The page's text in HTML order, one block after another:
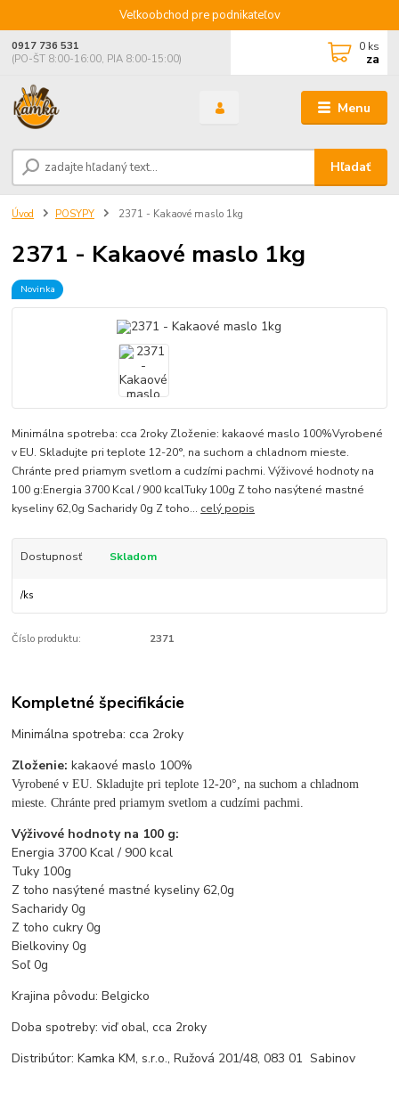
Veľkoobchod pre podnikateľov
Menu
Hľadať
0917 736 531
(PO-ŠT 8:00-16:00, PIA 8:00-15:00)
0 ks
za
Úvod POSYPY 2371 - Kakaové maslo 1kg
2371 - Kakaové maslo 1kg
Novinka
Minimálna spotreba: cca 2roky Zloženie: kakaové maslo 100%Vyrobené
v EU. Skladujte pri teplote 12-20°, na suchom a chladnom mieste.
Chránte pred priamym svetlom a cudzími pachmi. Výživové hodnoty na
100 g:Energia 3700 Kcal / 900 kcalTuky 100g Z toho nasýtené mastné
kyseliny 62,0g Sacharidy 0g Z toho... celý popis
Dostupnosť Skladom
/ks
Číslo produktu: 2371
Kompletné špecifikácie
Minimálna spotreba: cca 2roky
Zloženie:kakaové maslo 100%
Vyrobené v EU. Skladujte pri teplote 12-20°, na suchom a chladnom
mieste. Chránte pred priamym svetlom a cudzími pachmi.
Výživové hodnoty na 100 g:
Energia 3700 Kcal / 900 kcal
Tuky 100g
Z toho nasýtené mastné kyseliny 62,0g
Sacharidy 0g
Z toho cukry 0g
Bielkoviny 0g
Soľ 0g
Krajina pôvodu: Belgicko
Doba spotreby: viď obal, cca 2roky
Distribútor: Kamka KM, s.r.o., Ružová 201/48, 083 01 Sabinov